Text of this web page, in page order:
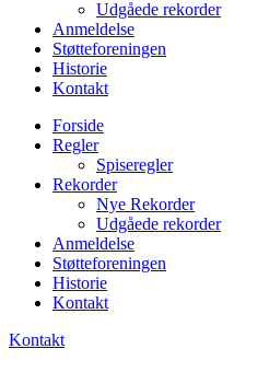
Udgåede rekorder
Anmeldelse
Støtteforeningen
Historie
Kontakt
Forside
Regler
Spiseregler
Rekorder
Nye Rekorder
Udgåede rekorder
Anmeldelse
Støtteforeningen
Historie
Kontakt
Kontakt